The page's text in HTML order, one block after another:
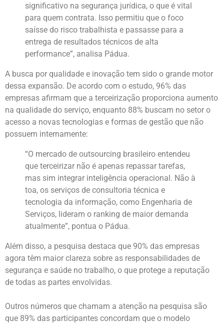
significativo na segurança jurídica, o que é vital
para quem contrata. Isso permitiu que o foco
saísse do risco trabalhista e passasse para a
entrega de resultados técnicos de alta
performance”, analisa Pádua.
A busca por qualidade e inovação tem sido o grande motor
dessa expansão. De acordo com o estudo, 96% das
empresas afirmam que a terceirização proporciona aumento
na qualidade do serviço, enquanto 88% buscam no setor o
acesso a novas tecnologias e formas de gestão que não
possuem internamente:
“O mercado de outsourcing brasileiro entendeu
que terceirizar não é apenas repassar tarefas,
mas sim integrar inteligência operacional. Não à
toa, os serviços de consultoria técnica e
tecnologia da informação, como Engenharia de
Serviços, lideram o ranking de maior demanda
atualmente”, pontua o Pádua.
Além disso, a pesquisa destaca que 90% das empresas
agora têm maior clareza sobre as responsabilidades de
segurança e saúde no trabalho, o que protege a reputação
de todas as partes envolvidas.
Outros números que chamam a atenção na pesquisa são
que 89% das participantes concordam que o modelo